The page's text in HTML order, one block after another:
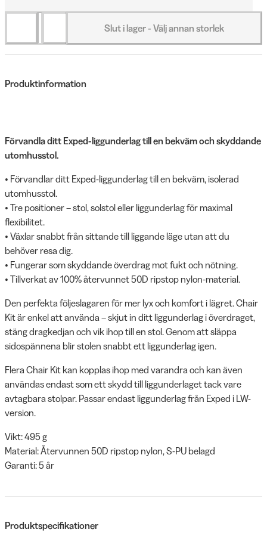
Slut i lager - Välj annan storlek
Produktinformation
Förvandla ditt Exped-liggunderlag till en bekväm och skyddande
utomhusstol.
• Förvandlar ditt Exped-liggunderlag till en bekväm, isolerad
utomhusstol.
• Tre positioner – stol, solstol eller liggunderlag för maximal
flexibilitet.
• Växlar snabbt från sittande till liggande läge utan att du
behöver resa dig.
• Fungerar som skyddande överdrag mot fukt och nötning.
• Tillverkat av 100% återvunnet 50D ripstop nylon-material.
Den perfekta följeslagaren för mer lyx och komfort i lägret. Chair
Kit är enkel att använda – skjut in ditt liggunderlag i överdraget,
stäng dragkedjan och vik ihop till en stol. Genom att släppa
sidospännena blir stolen snabbt ett liggunderlag igen.
Flera Chair Kit kan kopplas ihop med varandra och kan även
användas endast som ett skydd till liggunderlaget tack vare
avtagbara stolpar. Passar endast liggunderlag från Exped i LW-
version.
Vikt: 495 g
Material: Återvunnen 50D ripstop nylon, S-PU belagd
Garanti: 5 år
Produktspecifikationer